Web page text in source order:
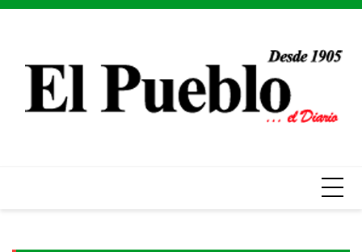
Skip